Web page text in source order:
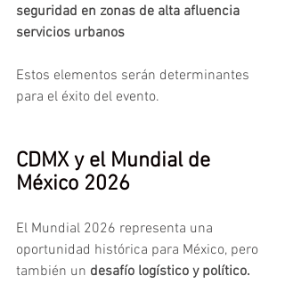
seguridad en zonas de alta afluencia
servicios urbanos
Estos elementos serán determinantes
para el éxito del evento.
CDMX y el Mundial de
México 2026
El Mundial 2026 representa una
oportunidad histórica para México, pero
también un desafío logístico y político.